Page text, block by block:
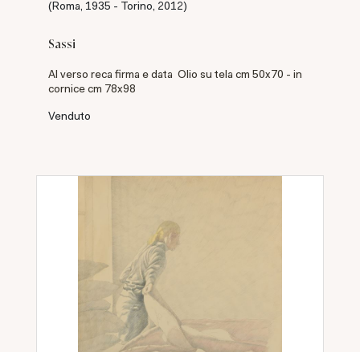
(Roma, 1935 - Torino, 2012)
Sassi
Al verso reca firma e data Olio su tela cm 50x70 - in
cornice cm 78x98
Venduto